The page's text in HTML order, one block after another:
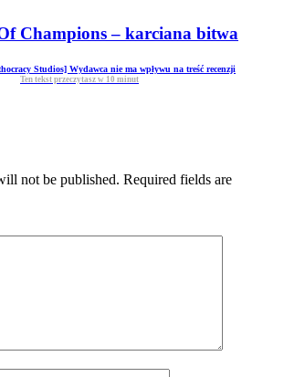
Champions – karciana bitwa
Studios] Wydawca nie ma wpływu na treść recenzji
Ten tekst przeczytasz w 10 minut
not be published. Required fields are